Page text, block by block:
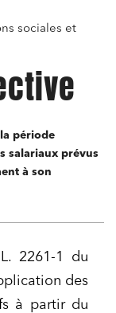
sociales et
période
salariaux prévus
à son
2261-1 du
des
à partir du